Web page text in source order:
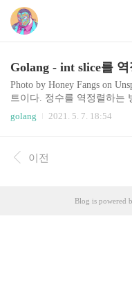
Photo by Honey Fangs on
트이다. 정수를 역정렬하는
오르는데 둘 중 어느게 더
체 테스트코드 링크: https://
활용하는 것이고, 두 번째 방
용하는 것이다. 첫 인상은
golang 2021. 5. 7. 18:54
이전
Blog is powered